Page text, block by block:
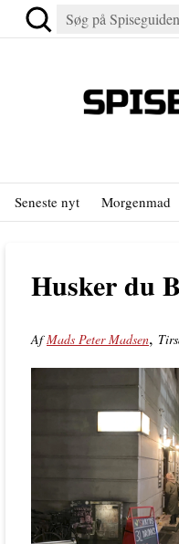
Seneste nyt Morgenmad
Husker du
AfMads Peter Madsen,